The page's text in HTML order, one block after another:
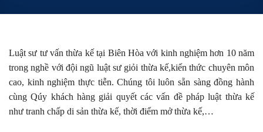
Luật sư tư vấn thừa kế tại Biên Hòa với kinh nghiệm hơn 10 năm
trong nghề với đội ngũ luật sư giỏi thừa kế,kiến thức chuyên môn
cao, kinh nghiệm thực tiễn. Chúng tôi luôn sẵn sàng đồng hành
cùng Qúy khách hàng giải quyết các vấn đề pháp luật thừa kế
như tranh chấp di sản thừa kế, thời điểm mở thừa kế,…